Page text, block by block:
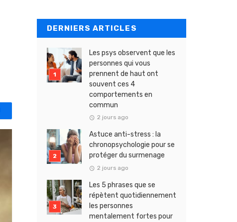
DERNIERS ARTICLES
Les psys observent que les
personnes qui vous
prennent de haut ont
souvent ces 4
comportements en
commun
2 jours ago
Astuce anti-stress : la
chronopsychologie pour se
protéger du surmenage
2 jours ago
Les 5 phrases que se
répètent quotidiennement
les personnes
mentalement fortes pour